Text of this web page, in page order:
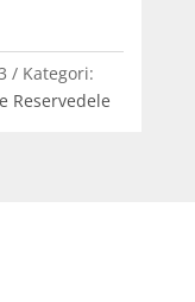
Kategori:
Reservedele